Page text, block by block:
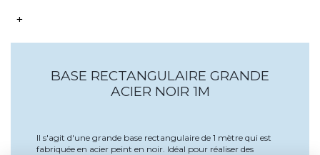
+
BASE RECTANGULAIRE GRANDE
ACIER NOIR 1M
Il s'agit d'une grande base rectangulaire de 1 mètre qui est
fabriquée en acier peint en noir. Idéal pour réaliser des